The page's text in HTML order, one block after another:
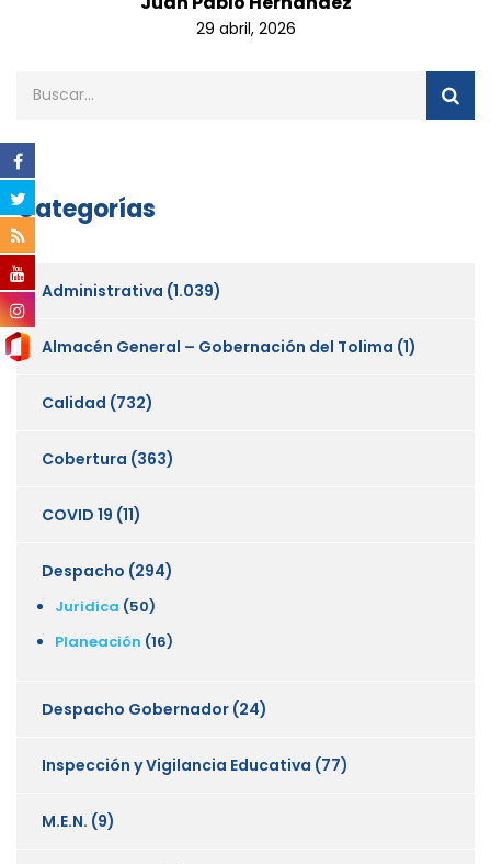
29 abril, 2026
Categorías
Administrativa (1.039)
Almacén General – Gobernación del Tolima (1)
Calidad (732)
Cobertura (363)
COVID 19 (11)
Despacho (294)
Juridica (50)
Planeación (16)
Despacho Gobernador (24)
Inspección y Vigilancia Educativa (77)
M.E.N. (9)